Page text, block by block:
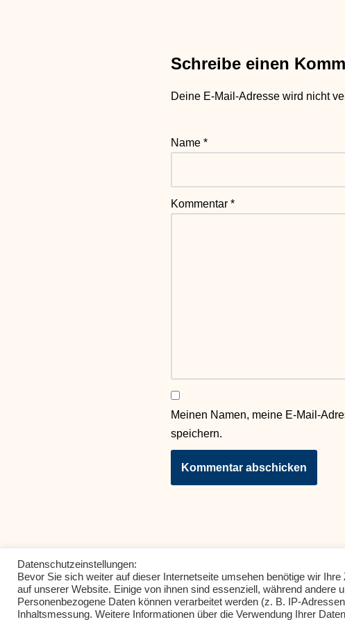
Schreibe einen
Deine E-Mail-Adresse wird nicht
Name*
Kommentar*
Meinen Namen, meine E-Mail-
speichern.
Datenschutzeinstellungen:
Bevor Sie sich weiter auf dieser Internetseite umsehen benötige wir
auf unserer Website. Einige von ihnen sind essenziell, während andere
Personenbezogene Daten können verarbeitet werden (z. B. IP-
Inhaltsmessung. Weitere Informationen über die Verwendung Ihrer